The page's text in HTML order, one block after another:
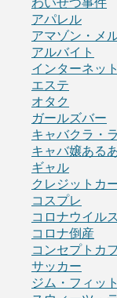
わいせつ事件
アパレル
アマゾン・メ
アルバイト
インターネッ
エステ
オタク
ガールズバー
キャバクラ・
キャバ嬢ある
ギャル
クレジットカ
コスプレ
コロナウイルス
コロナ倒産
コンセプトカ
サッカー
ジム・フィッ